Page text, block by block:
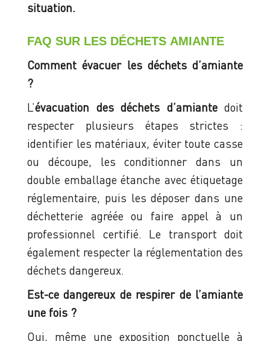
situation.
FAQ SUR LES DÉCHETS AMIANTE
Comment évacuer les déchets d’amiante
?
L’évacuation des déchets d’amiantedoit
respecter plusieurs étapes strictes :
identifier les matériaux, éviter toute casse
ou découpe, les conditionner dans un
double emballage étanche avec étiquetage
réglementaire, puis les déposer dans une
déchetterie agréée ou faire appel à un
professionnel certifié. Le transport doit
également respecter la réglementation des
déchets dangereux.
Est-ce dangereux de respirer de l’amiante
une fois ?
Oui, même une exposition ponctuelle à